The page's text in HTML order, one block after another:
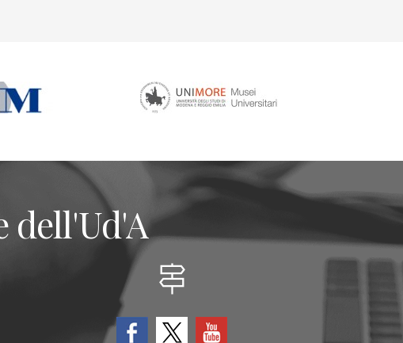
dell'Ud'A